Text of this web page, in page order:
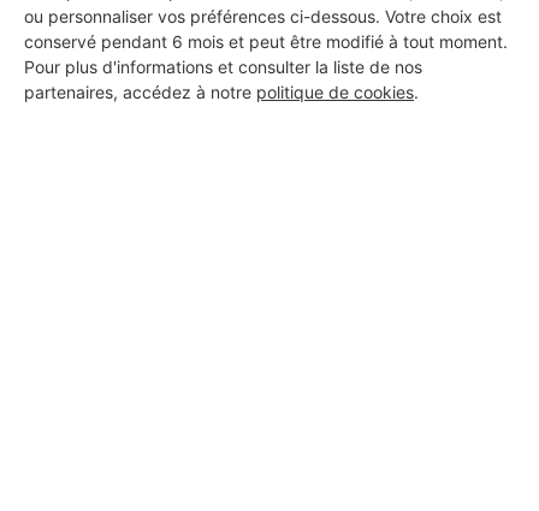
ou personnaliser vos préférences ci-dessous. Votre choix est
conservé pendant 6 mois et peut être modifié à tout moment.
Pour plus d'informations et consulter la liste de nos
partenaires, accédez à notre politique de cookies.